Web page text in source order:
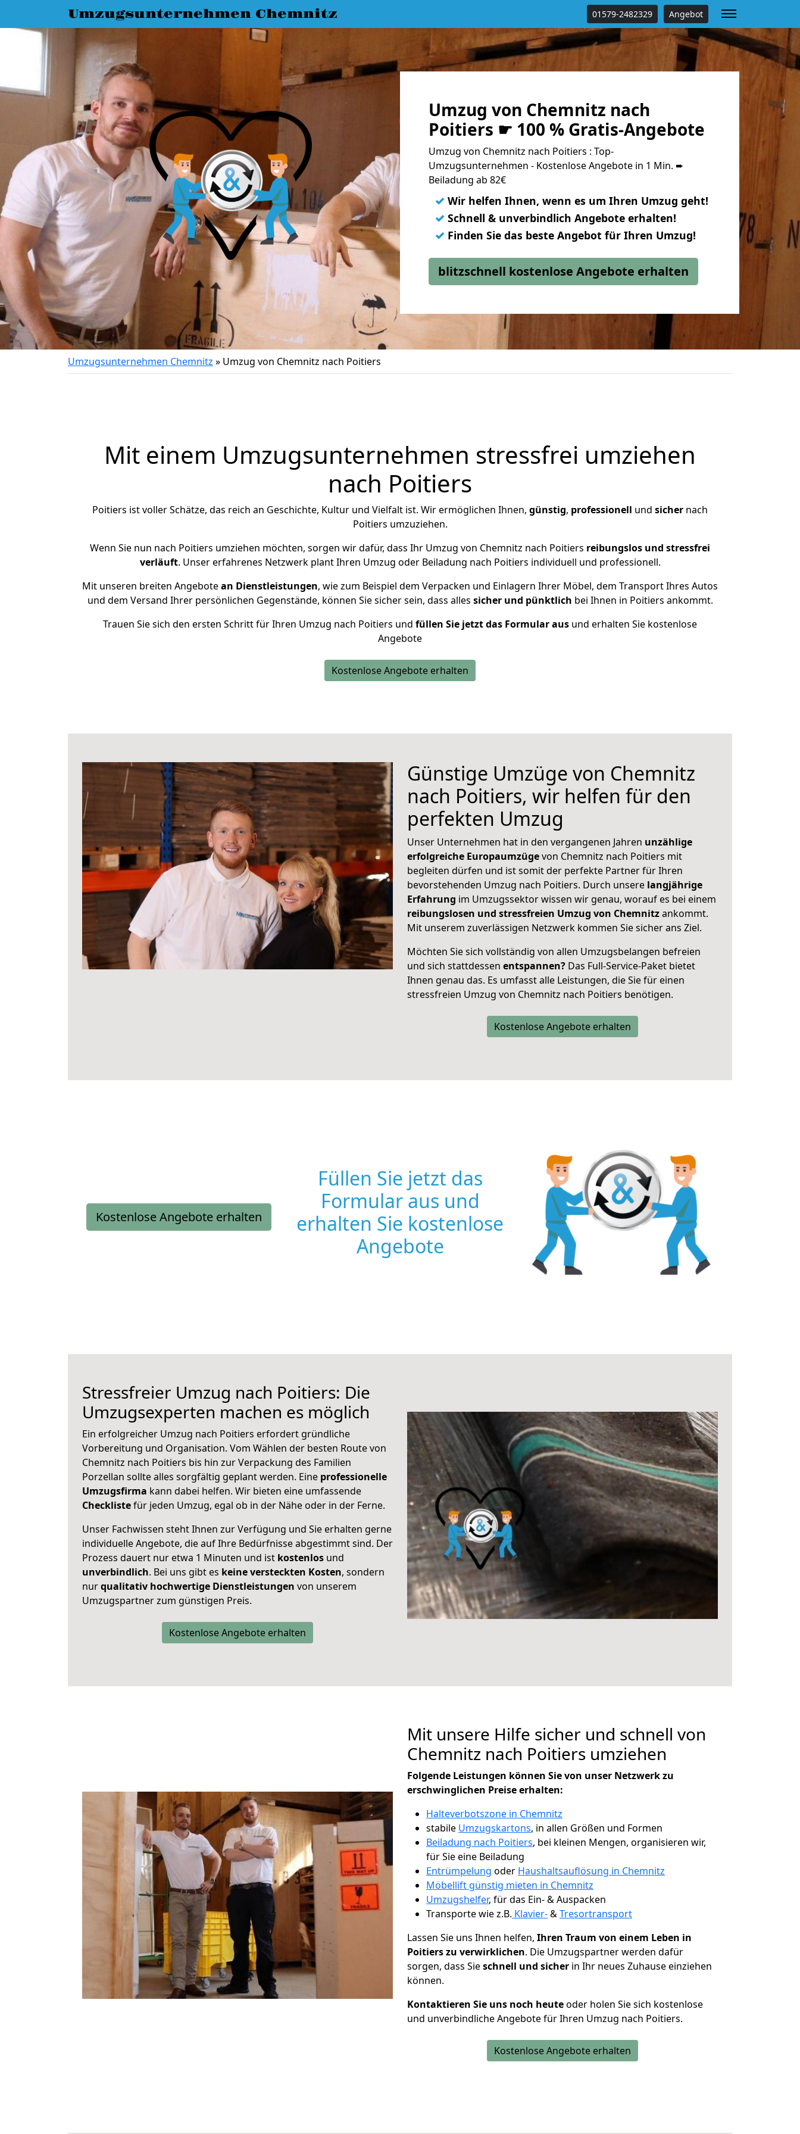
Umzugsunternehmen Chemnitz 01579-2482329 Angebot
Umzug von Chemnitz nach
Poitiers ☛ 100 % Gratis-Angebote
Umzug von Chemnitz nach Poitiers : Top-
Umzugsunternehmen - Kostenlose Angebote in 1 Min. ➨
Beiladung ab 82€
✓ Wir helfen Ihnen, wenn es um Ihren Umzug geht!
✓ Schnell & unverbindlich Angebote erhalten!
✓ Finden Sie das beste Angebot für Ihren Umzug!
blitzschnell kostenlose Angebote erhalten
Umzugsunternehmen Chemnitz » Umzug von Chemnitz nach Poitiers
Mit einem Umzugsunternehmen stressfrei umziehen
nach Poitiers
Poitiers ist voller Schätze, das reich an Geschichte, Kultur und Vielfalt ist. Wir ermöglichen Ihnen, günstig, professionell und sicher nach
Poitiers umzuziehen.
Wenn Sie nun nach Poitiers umziehen möchten, sorgen wir dafür, dass Ihr Umzug von Chemnitz nach Poitiers reibungslos und stressfrei
verläuft. Unser erfahrenes Netzwerk plant Ihren Umzug oder Beiladung nach Poitiers individuell und professionell.
Mit unseren breiten Angebotean Dienstleistungen, wie zum Beispiel dem Verpacken und Einlagern Ihrer Möbel, dem Transport Ihres Autos
und dem Versand Ihrer persönlichen Gegenstände, können Sie sicher sein, dass alles sicher und pünktlich bei Ihnen in Poitiers ankommt.
Trauen Sie sich den ersten Schritt für Ihren Umzug nach Poitiers und füllen Sie jetzt das Formular aus und erhalten Sie kostenlose
Angebote
Kostenlose Angebote erhalten
Günstige Umzüge von Chemnitz
nach Poitiers, wir helfen für den
perfekten Umzug
Unser Unternehmen hat in den vergangenen Jahren unzählige
erfolgreiche Europaumzügevon Chemnitz nach Poitiers mit
begleiten dürfen und ist somit der perfekte Partner für Ihren
bevorstehenden Umzug nach Poitiers. Durch unsere langjährige
Erfahrung im Umzugssektor wissen wir genau, worauf es bei einem
reibungslosen und stressfreien Umzug von Chemnitzankommt.
Mit unserem zuverlässigen Netzwerk kommen Sie sicher ans Ziel.
Möchten Sie sich vollständig von allen Umzugsbelangen befreien
und sich stattdessen entspannen? Das Full-Service-Paket bietet
Ihnen genau das. Es umfasst alle Leistungen, die Sie für einen
stressfreien Umzug von Chemnitz nach Poitiers benötigen.
Kostenlose Angebote erhalten
Kostenlose Angebote erhalten
Füllen Sie jetzt das
Formular aus und
erhalten Sie kostenlose
Angebote
Stressfreier Umzug nach Poitiers: Die
Umzugsexperten machen es möglich
Ein erfolgreicher Umzug nach Poitiers erfordert gründliche
Vorbereitung und Organisation. Vom Wählen der besten Route von
Chemnitz nach Poitiers bis hin zur Verpackung des Familien
Porzellan sollte alles sorgfältig geplant werden. Eine professionelle
Umzugsfirma kann dabei helfen. Wir bieten eine umfassende
Checklistefür jeden Umzug, egal ob in der Nähe oder in der Ferne.
Unser Fachwissen steht Ihnen zur Verfügung und Sie erhalten gerne
individuelle Angebote, die auf Ihre Bedürfnisse abgestimmt sind. Der
Prozess dauert nur etwa 1 Minuten und ist kostenlos und
unverbindlich. Bei uns gibt es keine versteckten Kosten, sondern
nurqualitativ hochwertige Dienstleistungen von unserem
Umzugspartner zum günstigen Preis.
Kostenlose Angebote erhalten
Mit unsere Hilfe sicher und schnell von
Chemnitz nach Poitiers umziehen
Folgende Leistungen können Sie von unser Netzwerk zu
erschwinglichen Preise erhalten:
Halteverbotszone in Chemnitz
stabile Umzugskartons, in allen Größen und Formen
Beiladung nach Poitiers, bei kleinen Mengen, organisieren wir,
für Sie eine Beiladung
Entrümpelung oder Haushaltsauflösung in Chemnitz
Möbellift günstig mieten in Chemnitz
Umzugshelfer, für das Ein- & Auspacken
Transporte wie z.B. Klavier-&Tresortransport
Lassen Sie uns Ihnen helfen, Ihren Traum von einem Leben in
Poitiers zu verwirklichen. Die Umzugspartner werden dafür
sorgen, dass Sieschnell und sicher in Ihr neues Zuhause einziehen
können.
Kontaktieren Sie uns noch heuteoder holen Sie sich kostenlose
und unverbindliche Angebote für Ihren Umzug nach Poitiers.
Kostenlose Angebote erhalten